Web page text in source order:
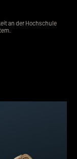
an der Hochschule